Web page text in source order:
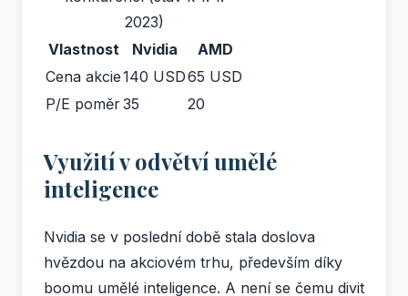
2023)
Vlastnost
Nvidia
AMD
Cena akcie140 USD65 USD
P/E poměr35 20
Využití v odvětví umělé
inteligence
Nvidia se v poslední době stala doslova
hvězdou na akciovém trhu, především díky
boomu umělé inteligence. A není se čemu divit